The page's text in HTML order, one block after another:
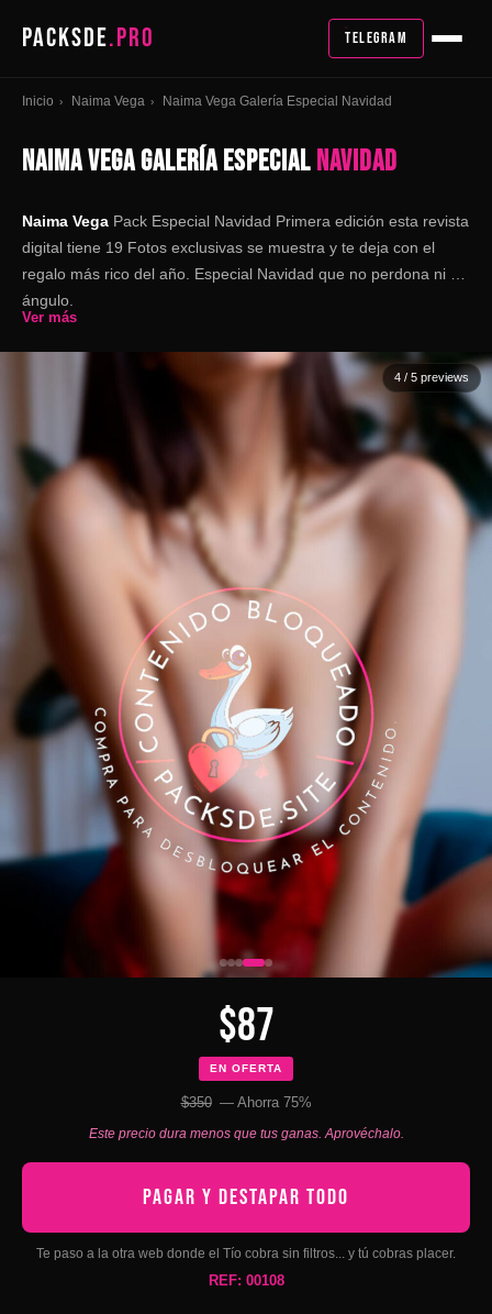
PACKSDE.PRO TELEGRAM
Inicio › Naima Vega › Naima Vega Galería Especial Navidad
NAIMA VEGA GALERÍA ESPECIALNAVIDAD
Naima Vega Pack Especial Navidad Primera edición esta revista
digital tiene 19 Fotos exclusivas se muestra y te deja con el
regalo más rico del año. Especial Navidad que no perdona ni un
ángulo.
Ver más
4 / 5 previews
$87
EN OFERTA
$350 — Ahorra 75%
Este precio dura menos que tus ganas. Aprovéchalo.
PAGAR Y DESTAPAR TODO
Te paso a la otra web donde el Tío cobra sin filtros... y tú cobras placer.
REF: 00108